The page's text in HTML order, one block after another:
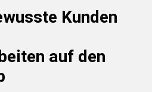
Kunden
auf den